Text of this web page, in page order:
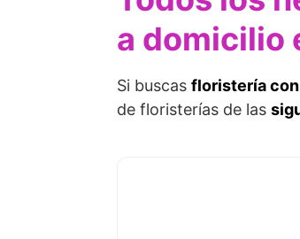
a domicilio
Si buscas floristería con
de floristerías de las